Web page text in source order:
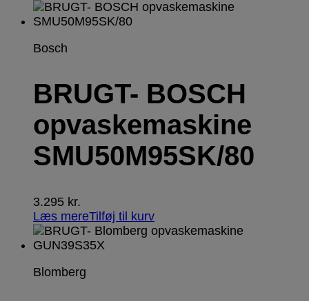
Bosch
BRUGT- BOSCH
opvaskemaskine
SMU50M95SK/80
3.295 kr.
Læs mereTilføj til kurv
Blomberg